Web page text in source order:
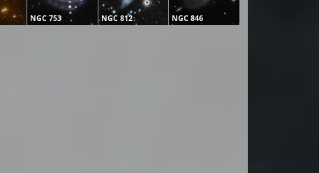
NGC 753 NGC 812 NGC 846